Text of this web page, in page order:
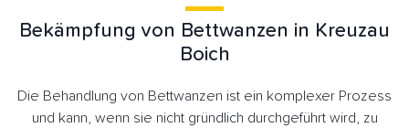
Bekämpfung von Bettwanzen in Kreuzau
Boich
Die Behandlung von Bettwanzen ist ein komplexer Prozess
und kann, wenn sie nicht gründlich durchgeführt wird, zu